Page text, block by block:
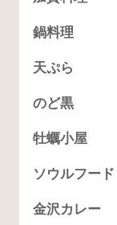
鍋料理
天ぷら
のど黒
牡蠣小屋
ソウルフード
金沢カレー